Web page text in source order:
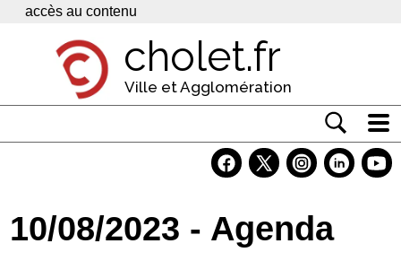
Panneau de gestion des cookies
accès au contenu
cholet.fr
Ville et Agglomération
Economie
10/08/2023 - Agenda